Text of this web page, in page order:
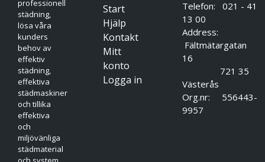
professionell
städning,
lösa våra
kunders
behov av
effektiv
städning,
effektiva
städmaskiner
och tillika
effektiva
och
miljövänliga
städmaterial
Start
Hjälp
Kontakt
Mitt
konto
Logga in
Telefon: 021 - 41
13 00
Address:
Fältmätargatan
16
721 35
Västerås
Org.nr: 556443-
9957